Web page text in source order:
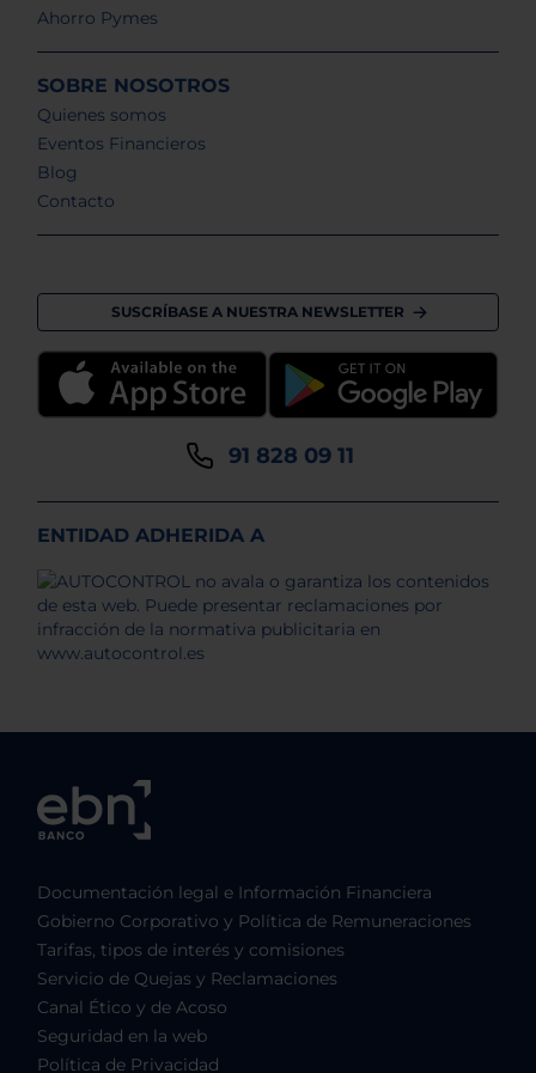
Ahorro Pymes
SOBRE NOSOTROS
Quienes somos
Eventos Financieros
Blog
Contacto
SUSCRÍBASE A NUESTRA NEWSLETTER
91 828 09 11
ENTIDAD ADHERIDA A
Documentación legal e Información Financiera
Gobierno Corporativo y Política de Remuneraciones
Tarifas, tipos de interés y comisiones
Servicio de Quejas y Reclamaciones
Canal Ético y de Acoso
Seguridad en la web
Política de Privacidad